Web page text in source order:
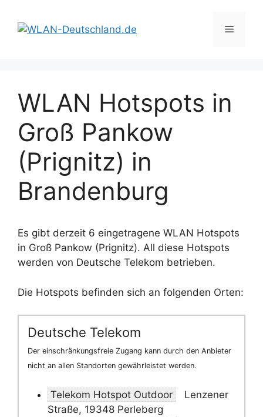
Inhalt
springen
Menü
WLAN Hotspots in
Groß Pankow
(Prignitz) in
Brandenburg
Es gibt derzeit 6 eingetragene WLAN Hotspots
in Groß Pankow (Prignitz). All diese Hotspots
werden von Deutsche Telekom betrieben.
Die Hotspots befinden sich an folgenden Orten:
Deutsche Telekom
Der einschränkungsfreie Zugang kann durch den Anbieter
nicht an allen Standorten gewährleistet werden.
Telekom Hotspot Outdoor
Lenzener
Straße, 19348 Perleberg